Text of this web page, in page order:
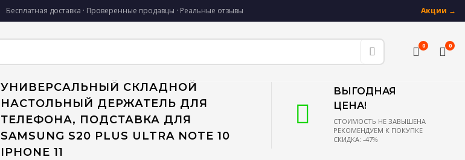
Бесплатная доставка · Проверенные продавцы · Реальные отзывы Акции →
0 0
УНИВЕРСАЛЬНЫЙ СКЛАДНОЙ
НАСТОЛЬНЫЙ ДЕРЖАТЕЛЬ ДЛЯ
ТЕЛЕФОНА, ПОДСТАВКА ДЛЯ
SAMSUNG S20 PLUS ULTRA NOTE 10
IPHONE 11
ВЫГОДНАЯ
ЦЕНА!
СТОИМОСТЬ НЕ ЗАВЫШЕНА
РЕКОМЕНДУЕМ К ПОКУПКЕ
СКИДКА: -47%